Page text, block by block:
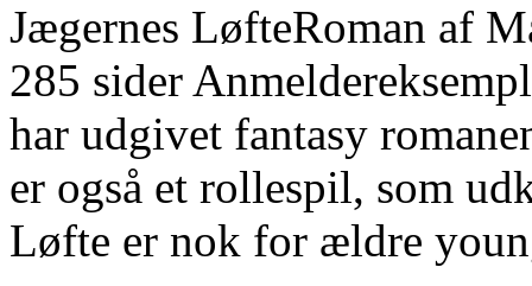
Jægernes LøfteRoman af
285 sider
har udgivet fantasy
er også et rollespil, som
Løfte er nok for ældre